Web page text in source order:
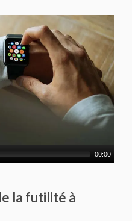
00:00
la futilité à